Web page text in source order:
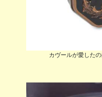
カヴールが愛した